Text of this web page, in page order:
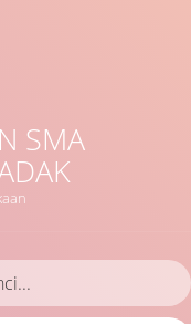
SMA